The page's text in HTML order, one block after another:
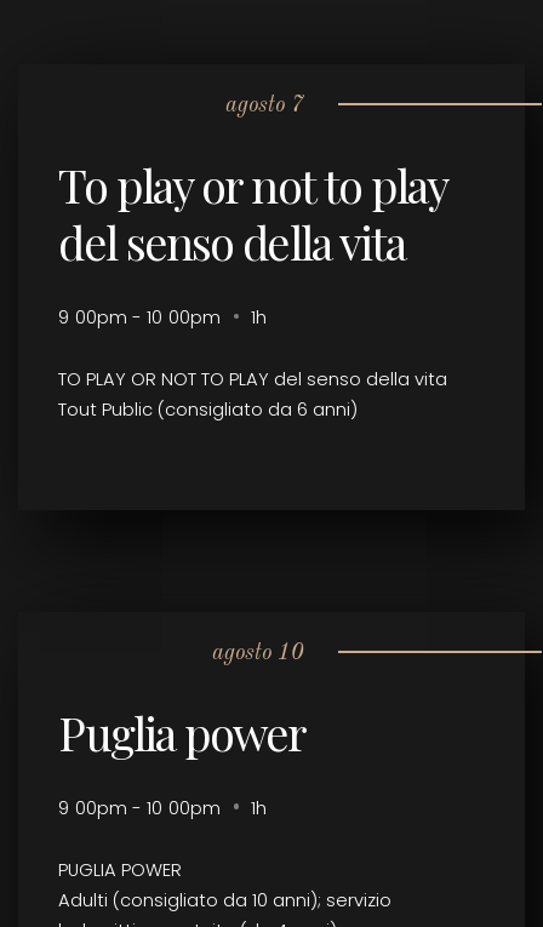
agosto 7
To play or not to play
del senso della vita
9 00pm - 10 00pm 1h
TO PLAY OR NOT TO PLAY del senso della vita
Tout Public (consigliato da 6 anni)
agosto 10
Puglia power
9 00pm - 10 00pm 1h
PUGLIA POWER
Adulti (consigliato da 10 anni); servizio